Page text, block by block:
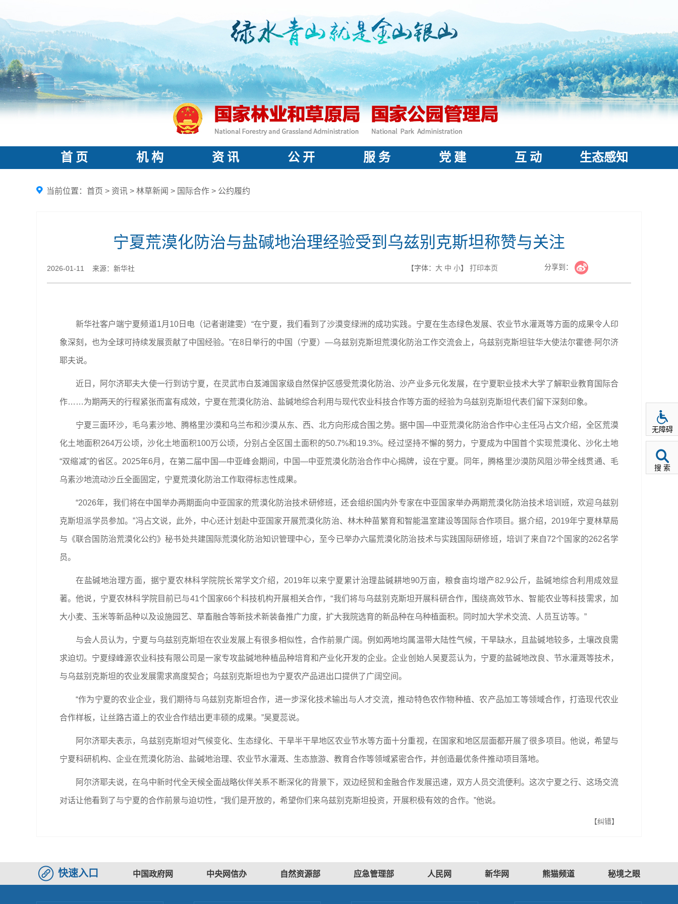
首 页 机 构 资 讯 公 开 服 务 党 建 互 动 生态感知
当前位置： 首页 > 资讯 > 林草新闻 > 国际合作 > 公约履约
宁夏荒漠化防治与盐碱地治理经验受到乌兹别克斯坦称赞与关注
2026-01-11 来源：新华社 【字体： 大 中 小】 打印本页 分享到：
新华社客户端宁夏频道1月10日电（记者谢建雯）“在宁夏，我们看到了沙漠变绿洲的成功实践。宁夏在生态绿色发展、农业节水灌溉等方面的成果令人印
象深刻，也为全球可持续发展贡献了中国经验。”在8日举行的中国（宁夏）—乌兹别克斯坦荒漠化防治工作交流会上，乌兹别克斯坦驻华大使法尔霍德·阿尔济
耶夫说。
近日，阿尔济耶夫大使一行到访宁夏，在灵武市白芨滩国家级自然保护区感受荒漠化防治、沙产业多元化发展，在宁夏职业技术大学了解职业教育国际合
作……为期两天的行程紧张而富有成效，宁夏在荒漠化防治、盐碱地综合利用与现代农业科技合作等方面的经验为乌兹别克斯坦代表们留下深刻印象。
宁夏三面环沙，毛乌素沙地、腾格里沙漠和乌兰布和沙漠从东、西、北方向形成合围之势。据中国—中亚荒漠化防治合作中心主任冯占文介绍，全区荒漠
化土地面积264万公顷，沙化土地面积100万公顷，分别占全区国土面积的50.7%和19.3%。经过坚持不懈的努力，宁夏成为中国首个实现荒漠化、沙化土地
“双缩减”的省区。2025年6月，在第二届中国—中亚峰会期间，中国—中亚荒漠化防治合作中心揭牌，设在宁夏。同年，腾格里沙漠防风阻沙带全线贯通、毛
乌素沙地流动沙丘全面固定，宁夏荒漠化防治工作取得标志性成果。
“2026年，我们将在中国举办两期面向中亚国家的荒漠化防治技术研修班，还会组织国内外专家在中亚国家举办两期荒漠化防治技术培训班，欢迎乌兹别
克斯坦派学员参加。”冯占文说，此外，中心还计划赴中亚国家开展荒漠化防治、林木种苗繁育和智能温室建设等国际合作项目。据介绍，2019年宁夏林草局
与《联合国防治荒漠化公约》秘书处共建国际荒漠化防治知识管理中心，至今已举办六届荒漠化防治技术与实践国际研修班，培训了来自72个国家的262名学
员。
在盐碱地治理方面，据宁夏农林科学院院长常学文介绍，2019年以来宁夏累计治理盐碱耕地90万亩，粮食亩均增产82.9公斤，盐碱地综合利用成效显
著。他说，宁夏农林科学院目前已与41个国家66个科技机构开展相关合作，“我们将与乌兹别克斯坦开展科研合作，围绕高效节水、智能农业等科技需求，加
大小麦、玉米等新品种以及设施园艺、草畜融合等新技术新装备推广力度，扩大我院选育的新品种在乌种植面积。同时加大学术交流、人员互访等。”
与会人员认为，宁夏与乌兹别克斯坦在农业发展上有很多相似性，合作前景广阔。例如两地均属温带大陆性气候，干旱缺水，且盐碱地较多，土壤改良需
求迫切。宁夏绿峰源农业科技有限公司是一家专攻盐碱地种植品种培育和产业化开发的企业。企业创始人吴夏蕊认为，宁夏的盐碱地改良、节水灌溉等技术，
与乌兹别克斯坦的农业发展需求高度契合；乌兹别克斯坦也为宁夏农产品进出口提供了广阔空间。
“作为宁夏的农业企业，我们期待与乌兹别克斯坦合作，进一步深化技术输出与人才交流，推动特色农作物种植、农产品加工等领域合作，打造现代农业
合作样板，让丝路古道上的农业合作结出更丰硕的成果。”吴夏蕊说。
阿尔济耶夫表示，乌兹别克斯坦对气候变化、生态绿化、干旱半干旱地区农业节水等方面十分重视，在国家和地区层面都开展了很多项目。他说，希望与
宁夏科研机构、企业在荒漠化防治、盐碱地治理、农业节水灌溉、生态旅游、教育合作等领域紧密合作，并创造最优条件推动项目落地。
阿尔济耶夫说，在乌中新时代全天候全面战略伙伴关系不断深化的背景下，双边经贸和金融合作发展迅速，双方人员交流便利。这次宁夏之行、这场交流
对话让他看到了与宁夏的合作前景与迫切性，“我们是开放的，希望你们来乌兹别克斯坦投资，开展积极有效的合作。”他说。
【纠错】
快速入口 中国政府网 中央网信办 自然资源部 应急管理部 人民网 新华网 熊猫频道 秘境之眼
无障碍
搜 索